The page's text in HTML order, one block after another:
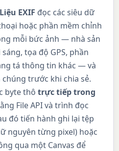
EXIF đọc các siêu dữ
hoặc phần mềm chỉnh
mỗi bức ảnh — nhà sản
tọa độ GPS, phần
tá thông tin khác — và
trước khi chia sẻ.
byte thôtrực tiếp trong
File API và trình đọc
đó tiến hành ghi lại tệp
nguyên từng pixel) hoặc
qua một Canvas để